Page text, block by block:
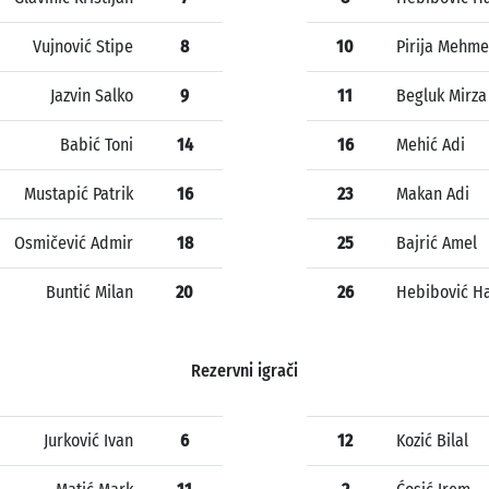
Vujnović Stipe 8
Jazvin Salko 9
Babić Toni 14
Mustapić Patrik 16
Osmičević Admir 18
Buntić Milan 20
10 Pirija
11 Begluk Mirza
16 Mehić Adi
23 Makan Adi
25 Bajrić Amel
26 Hebibović
Rezervni igrači
Jurković Ivan 6 12 Kozić Bilal